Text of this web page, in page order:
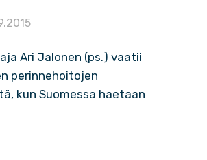
Ari Jalonen (ps.) vaatii
perinnehoitojen
kun Suomessa haetaan